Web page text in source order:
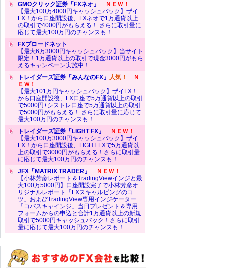
GMOクリック証券「FXネオ」
ＮＥＷ！
【最大100万4000円キャッシュバック】ザイ
FX！から口座開設後、FXネオで1万通貨以上
の取引で4000円がもらえる！ さらに取引量に
応じて最大100万円のチャンスも！
FXブロードネット
【最大6万3000円キャッシュバック】当サイト
限定！1万通貨以上の取引で現金3000円がもら
えるキャンペーン実施中！
トレイダーズ証券「みんなのFX」 人気！
Ｎ
ＥＷ！
【最大101万円キャッシュバック】ザイFX！
から口座開設後、FX口座で5万通貨以上の取引
で5000円+シストレ口座で5万通貨以上の取引
で5000円がもらえる！ さらに取引量に応じて
最大100万円のチャンスも！
トレイダーズ証券「LIGHT FX」
ＮＥＷ！
【最大100万3000円キャッシュバック】ザイ
FX！から口座開設後、LIGHT FXで5万通貨以
上の取引で3000円がもらえる！さらに取引量
に応じて最大100万円のチャンスも！
JFX「MATRIX TRADER」
ＮＥＷ！
【小林芳彦レポート＆TradingViewインジと最
大100万5000円】口座開設完了で小林芳彦オ
リジナルレポート「FXスキャルピングのコ
ツ」およびTradingView専用インジケーター
「コバスキャインジ」当日プレゼント＆専用
フォームからの申込と合計1万通貨以上の新規
取引で5000円キャッシュバック！さらに取引
量に応じて最大100万円のチャンスも！